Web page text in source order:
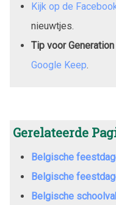
Kijk op de
nieuwtjes.
Tip voor Generation
Google Keep.
Gerelateerde
Belgische
Belgische
Belgische